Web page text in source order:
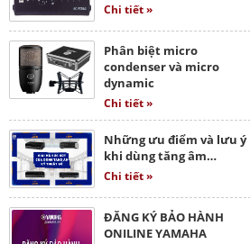
Chi tiết »
Phân biệt micro
condenser và micro
dynamic
Chi tiết »
Những ưu điểm và lưu ý
khi dùng tăng âm…
Chi tiết »
ĐĂNG KÝ BẢO HÀNH
ONILINE YAMAHA